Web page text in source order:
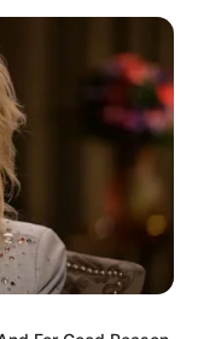
leragadt a
most már Te
és oda volt
helyettes
pozíció.